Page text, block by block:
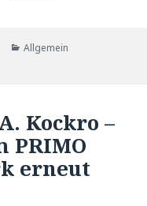
Katgeorien
Allgemein
Kockro –
PRIMO
erneut